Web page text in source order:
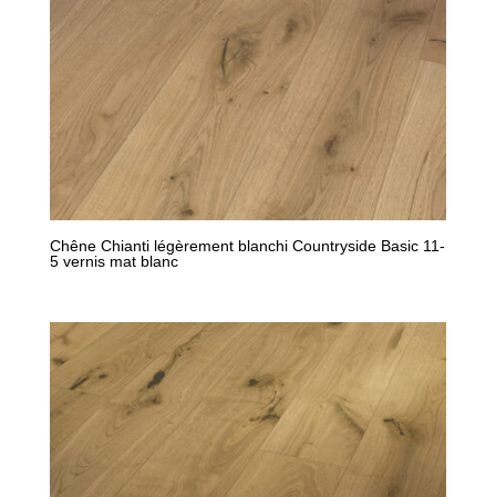
Chêne Chianti légèrement blanchi Countryside Basic 11-
5 vernis mat blanc